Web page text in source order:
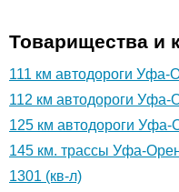
Товарищества и
111 км автодороги Уфа-
112 км автодороги Уфа-
125 км автодороги Уфа-
145 км. трассы Уфа-
1301 (кв-л)